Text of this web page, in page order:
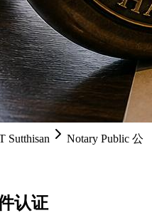
Sutthisan
Notary Public 公
认证